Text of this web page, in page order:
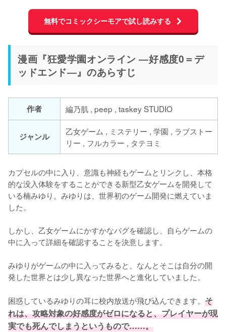
無料でコミックシーモアで試し読みする
漫画『狂愛学園オンライン ―好感度0＝デ
ッドエンド―』のあらすじ
作者 編乃肌 , peep , taskey STUDIO
ジャンル
乙女ゲーム , ミステリー , 学園 , ラブストー
リー , フルカラー , タテヨミ
カプセルの中に入り、意識も神経もゲームとリンクし、本格
的な没入体験をすることができる新型乙女ゲームを開発して
いる楠みゆり。みゆりは、世界初のゲーム開発に燃えていま
した。
しかし、乙女ゲームにかすかなバグを確認し、自らゲームの
中に入って詳細を確認することを決意します。
みゆりがゲームの中に入ってみると、なんとそこは自分の開
発した世界とは少し異なった世界へと進化していました。
困惑しているみゆりの耳に校内放送が飛び込んできます。 そ
れは、攻略対象の好感度がゼロになると、プレイヤーが現
実でも死んでしまうというもので……。